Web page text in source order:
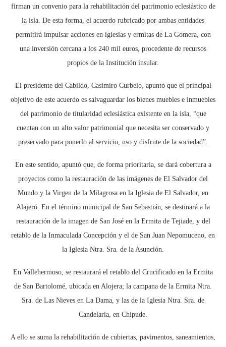
firman un convenio para la rehabilitación del patrimonio eclesiástico de
la isla. De esta forma, el acuerdo rubricado por ambas entidades
permitirá impulsar acciones en iglesias y ermitas de La Gomera, con
una inversión cercana a los 240 mil euros, procedente de recursos
propios de la Institución insular.
El presidente del Cabildo, Casimiro Curbelo, apuntó que el principal
objetivo de este acuerdo es salvaguardar los bienes muebles e inmuebles
del patrimonio de titularidad eclesiástica existente en la isla, “que
cuentan con un alto valor patrimonial que necesita ser conservado y
preservado para ponerlo al servicio, uso y disfrute de la sociedad”.
En este sentido, apuntó que, de forma prioritaria, se dará cobertura a
proyectos como la restauración de las imágenes de El Salvador del
Mundo y la Virgen de la Milagrosa en la Iglesia de El Salvador, en
Alajeró. En el término municipal de San Sebastián, se destinará a la
restauración de la imagen de San José en la Ermita de Tejiade, y del
retablo de la Inmaculada Concepción y el de San Juan Nepomuceno, en
la Iglesia Ntra. Sra. de la Asunción.
En Vallehermoso, se restaurará el retablo del Crucificado en la Ermita
de San Bartolomé, ubicada en Alojera; la campana de la Ermita Ntra.
Sra. de Las Nieves en La Dama, y las de la Iglesia Ntra. Sra. de
Candelaria, en Chipude.
A ello se suma la rehabilitación de cubiertas, pavimentos, saneamientos,